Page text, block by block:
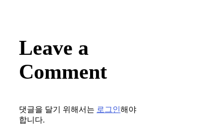
Leave a
Comment
댓글을 달기 위해서는 로그인해야
합니다.